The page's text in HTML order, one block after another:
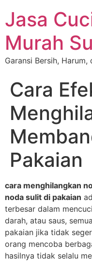
Jasa
Murah
Garansi Bersih, Harum,
Cara
Pakaian
cara menghilangkan
noda sulit di pakaian
terbesar dalam
darah, atau saus,
pakaian jika tidak
orang mencoba
hasilnya tidak selalu